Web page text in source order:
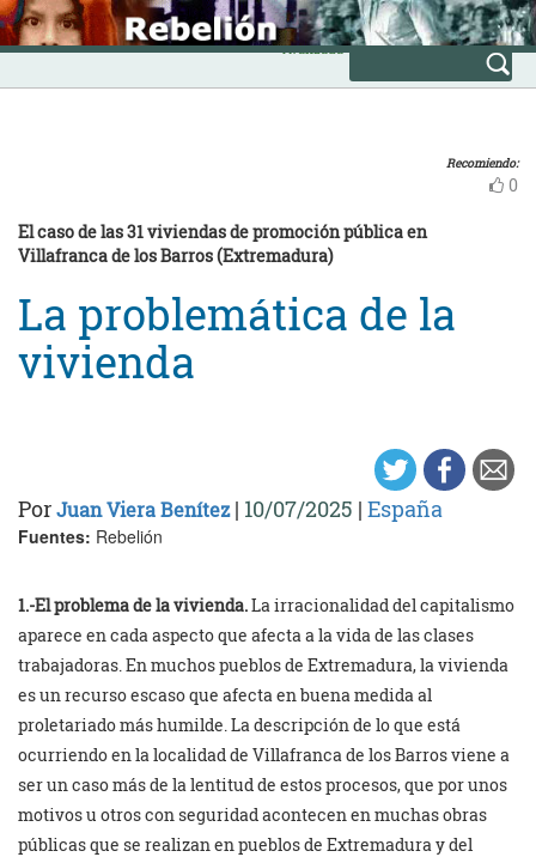
Skip
to
content
INICIO
Avanzada
Recomiendo:
0
El caso de las 31 viviendas de promoción pública en
Villafranca de los Barros (Extremadura)
La problemática de la
vivienda
PorJuan Viera Benítez| 10/07/2025 | España
Fuentes: Rebelión
1.-El problema de la vivienda.La irracionalidad del capitalismo
aparece en cada aspecto que afecta a la vida de las clases
trabajadoras. En muchos pueblos de Extremadura, la vivienda
es un recurso escaso que afecta en buena medida al
proletariado más humilde. La descripción de lo que está
ocurriendo en la localidad de Villafranca de los Barros viene a
ser un caso más de la lentitud de estos procesos, que por unos
motivos u otros con seguridad acontecen en muchas obras
públicas que se realizan en pueblos de Extremadura y del